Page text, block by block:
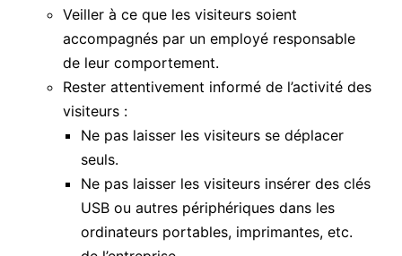
Veiller à ce que les visiteurs soient
accompagnés par un employé responsable
de leur comportement.
Rester attentivement informé de l’activité des
visiteurs :
Ne pas laisser les visiteurs se déplacer
seuls.
Ne pas laisser les visiteurs insérer des clés
USB ou autres périphériques dans les
ordinateurs portables, imprimantes, etc.